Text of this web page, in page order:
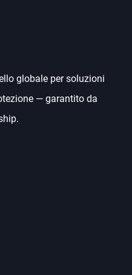
globale per soluzioni
— garantito da